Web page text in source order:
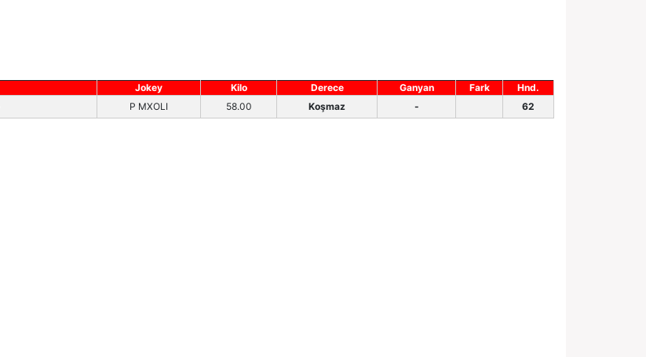
Jokey Kilo Derece Ganyan Fark
Hnd.
P MXOLI 58.00 Koşmaz - 62